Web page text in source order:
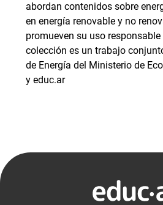
abordan contenidos sobre
en energía renovable y no
promueven su uso
colección es un trabajo
de Energía del Ministerio de
y educ.ar